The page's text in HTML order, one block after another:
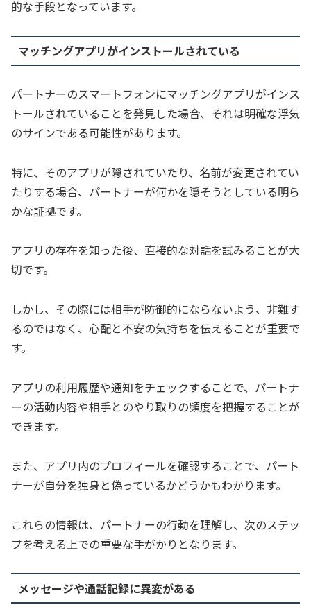
的な手段となっています。
マッチングアプリがインストールされている
パートナーのスマートフォンにマッチングアプリがインス
トールされていることを発見した場合、それは明確な浮気
のサインである可能性があります。
特に、そのアプリが隠されていたり、名前が変更されてい
たりする場合、パートナーが何かを隠そうとしている明ら
かな証拠です。
アプリの存在を知った後、直接的な対話を試みることが大
切です。
しかし、その際には相手が防御的にならないよう、非難す
るのではなく、心配と不安の気持ちを伝えることが重要で
す。
アプリの利用履歴や通知をチェックすることで、パートナ
ーの活動内容や相手とのやり取りの頻度を把握することが
できます。
また、アプリ内のプロフィールを確認することで、パート
ナーが自分を独身と偽っているかどうかもわかります。
これらの情報は、パートナーの行動を理解し、次のステッ
プを考える上での重要な手がかりとなります。
メッセージや通話記録に異変がある